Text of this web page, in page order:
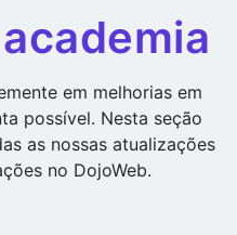
em melhorias em
possível. Nesta seção
as nossas atualizações
no DojoWeb.